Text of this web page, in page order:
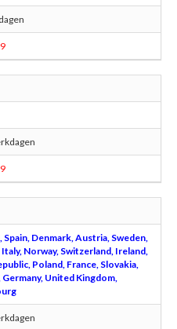
Spain, Denmark, Austria, Sweden,
Italy, Norway, Switzerland, Ireland,
Poland, France, Slovakia,
Germany, United Kingdom,